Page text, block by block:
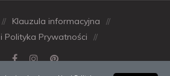
// Klauzula informacyjna
//
Polityka Prywatności
//